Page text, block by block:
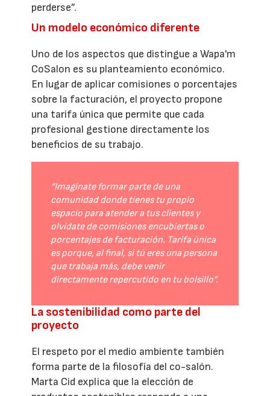
perderse”.
Un modelo económico diferente
Uno de los aspectos que distingue a Wapa'm
CoSalon es su planteamiento económico.
En lugar de aplicar comisiones o porcentajes
sobre la facturación, el proyecto propone
una tarifa única que permite que cada
profesional gestione directamente los
beneficios de su trabajo.
“Imagínate formar parte de una
comunidad donde tienes tu propio
espacio para atender a tus clientes y
olvídate de comisiones encubiertas o
porcentajes de facturación. Tarifa única
es porque, al final, si tú eres una persona
que trabaja más, debe venir
directamente repercutido en tu bolsillo”.
La sostenibilidad como parte del
proyecto
El respeto por el medio ambiente también
forma parte de la filosofía del co-salón.
Marta Cid explica que la elección de